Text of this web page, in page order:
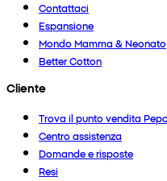
Contattaci
Espansione
Mondo Mamma & Neonato
Better Cotton
Cliente
Trova il punto vendita
Centro assistenza
Domande e risposte
Resi